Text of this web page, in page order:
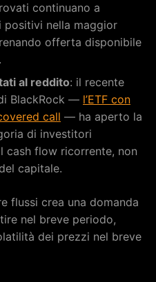
continuano a
nella maggior
offerta disponibile
al reddito: il recente
BlackRock — l’ETF con
call — ha aperto la
di investitori
cash flow ricorrente, non
capitale.
flussi crea una domanda
nel breve periodo,
dei prezzi nel breve